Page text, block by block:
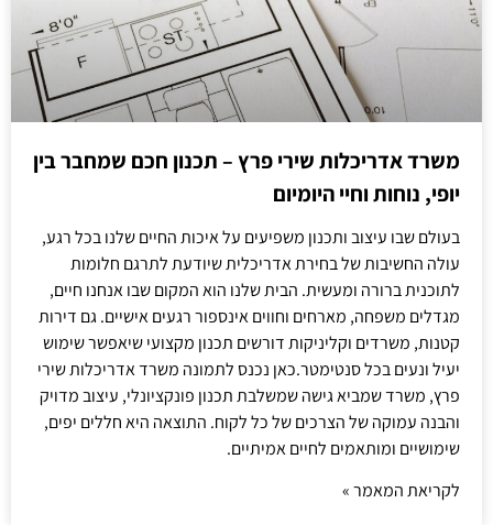
משרד אדריכלות שירי פרץ – תכנון חכם שמחבר בין
יופי, נוחות וחיי היומיום
בעולם שבו עיצוב ותכנון משפיעים על איכות החיים שלנו בכל רגע,
עולה החשיבות של בחירת אדריכלית שיודעת לתרגם חלומות
לתוכנית ברורה ומעשית. הבית שלנו הוא המקום שבו אנחנו חיים,
מגדלים משפחה, מארחים וחווים אינספור רגעים אישיים. גם דירות
קטנות, משרדים וקליניקות דורשים תכנון מקצועי שיאפשר שימוש
יעיל ונעים בכל סנטימטר.כאן נכנס לתמונה משרד אדריכלות שירי
פרץ, משרד שמביא גישה שמשלבת תכנון פונקציונלי, עיצוב מדויק
והבנה עמוקה של הצרכים של כל לקוח. התוצאה היא חללים יפים,
שימושיים ומותאמים לחיים אמיתיים.
לקריאת המאמר »